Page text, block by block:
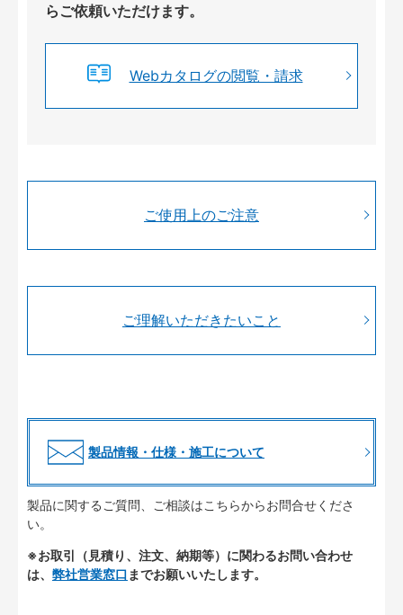
らご依頼いただけます。
Webカタログの閲覧・請求
ご使用上のご注意
ご理解いただきたいこと
製品情報・仕様・施工について
製品に関するご質問、ご相談はこちらからお問合せくださ
い。
※お取引（見積り、注文、納期等）に関わるお問い合わせ
は、 弊社営業窓口 までお願いいたします。